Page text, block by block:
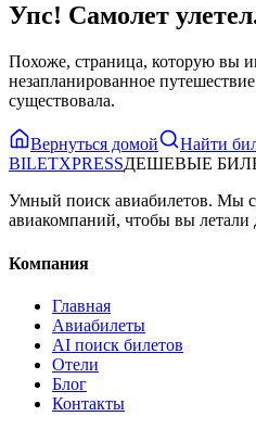
Упс! Самолет
Похоже, страница, которую вы
незапланированное
существовала.
Вернуться домой
Найти
BILETXPRESSДЕШЕВЫЕ
Умный поиск авиабилетов. Мы
авиакомпаний, чтобы вы летали
Компания
Главная
Авиабилеты
AI поиск билетов
Отели
Блог
Контакты